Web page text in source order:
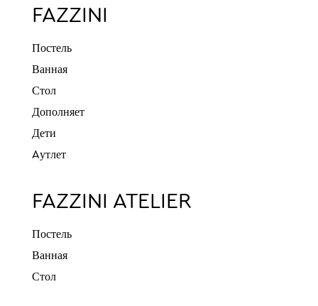
FAZZINI
Постель
Ванная
Стол
Дополняет
Дети
Aутлет
FAZZINI ATELIER
Постель
Ванная
Стол